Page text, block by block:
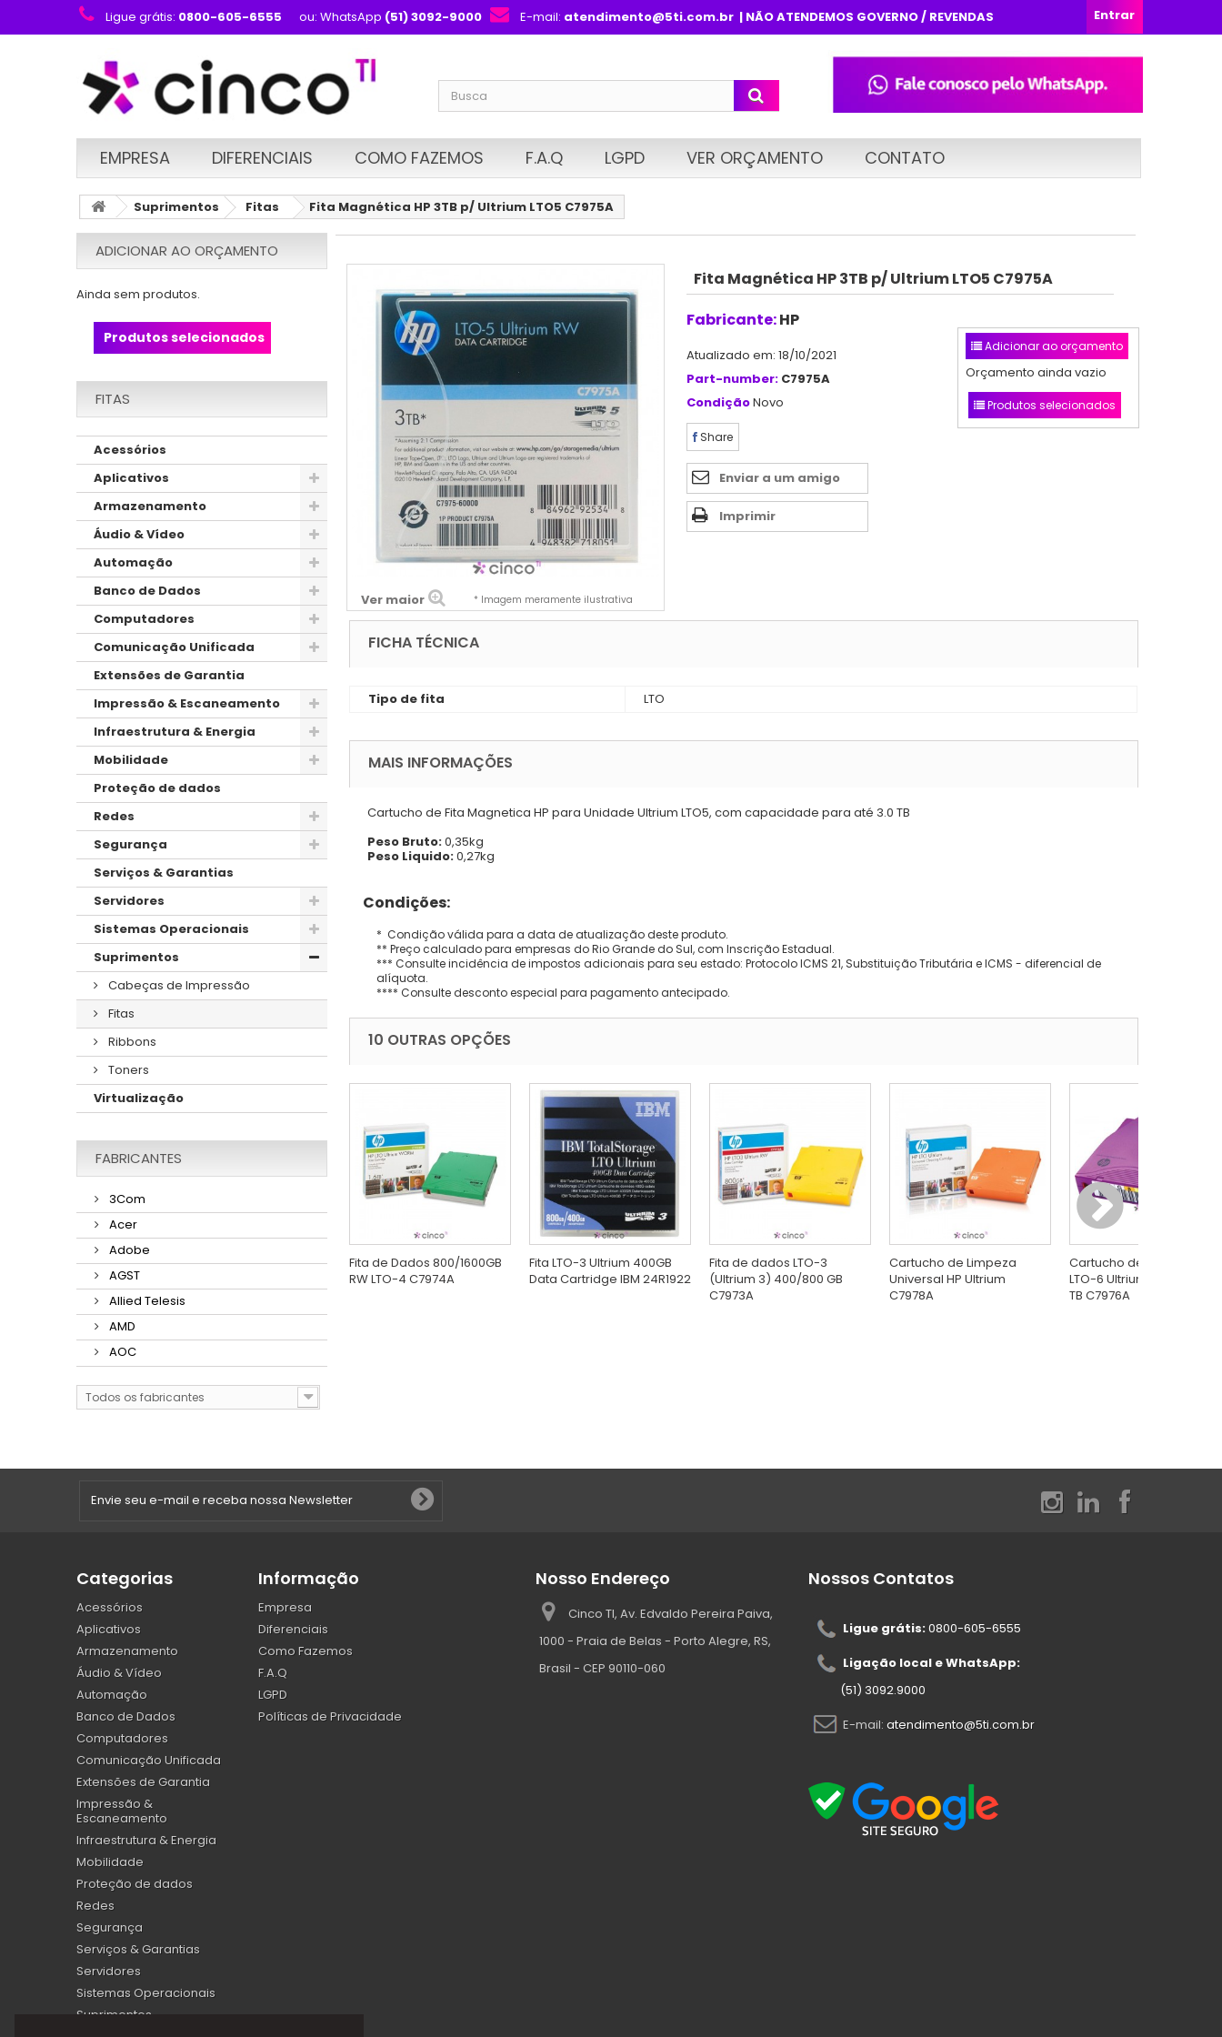
Entrar
Ligue grátis: 0800-605-6555 ou: WhatsApp (51) 3092-9000 E-mail: atendimento@5ti.com.br| NÃO ATENDEMOS GOVERNO / REVENDAS
EMPRESA DIFERENCIAIS COMO FAZEMOS F.A.Q LGPD VER ORÇAMENTO CONTATO
Suprimentos Fitas Fita Magnética HP 3TB p/ Ultrium LTO5 C7975A
ADICIONAR AO ORÇAMENTO
Ainda sem produtos.
Produtos selecionados
FITAS
Acessórios
Aplicativos
Armazenamento
Áudio & Vídeo
Automação
Banco de Dados
Computadores
Comunicação Unificada
Extensões de Garantia
Impressão & Escaneamento
Infraestrutura & Energia
Mobilidade
Proteção de dados
Redes
Segurança
Serviços & Garantias
Servidores
Sistemas Operacionais
Suprimentos
Cabeças de Impressão
Fitas
Ribbons
Toners
Virtualização
FABRICANTES
3Com
Acer
Adobe
AGST
Allied Telesis
AMD
AOC
Todos os fabricantes
Ver maior * Imagem meramente ilustrativa
Fita Magnética HP 3TB p/ Ultrium LTO5 C7975A
Fabricante:HP
Atualizado em: 18/10/2021
Part-number: C7975A
CondiçãoNovo
Share
Enviar a um amigo
Imprimir
Adicionar ao orçamento
Orçamento ainda vazio
Produtos selecionados
FICHA TÉCNICA
Tipo de fita LTO
MAIS INFORMAÇÕES
Cartucho de Fita Magnetica HP para Unidade Ultrium LTO5, com capacidade para até 3.0 TB
Peso Bruto:0,35kg
Peso Liquido:0,27kg
Condições:
* Condição válida para a data de atualização deste produto.
** Preço calculado para empresas do Rio Grande do Sul, com Inscrição Estadual.
*** Consulte incidência de impostos adicionais para seu estado: Protocolo ICMS 21, Substituição Tributária e ICMS - diferencial de
alíquota.
**** Consulte desconto especial para pagamento antecipado.
10 OUTRAS OPÇÕES
Fita de Dados 800/1600GB
RW LTO-4 C7974A
Fita LTO-3 Ultrium 400GB
Data Cartridge IBM 24R1922
Fita de dados LTO-3
(Ultrium 3) 400/800 GB
C7973A
Cartucho de Limpeza
Universal HP Ultrium
C7978A
Cartucho de dados HP
LTO-6 Ultrium MP RW 6,25
TB C7976A
Categorias
Acessórios
Aplicativos
Armazenamento
Áudio & Vídeo
Automação
Banco de Dados
Computadores
Comunicação Unificada
Extensões de Garantia
Impressão &
Escaneamento
Infraestrutura & Energia
Mobilidade
Proteção de dados
Redes
Segurança
Serviços & Garantias
Servidores
Sistemas Operacionais
Suprimentos
Informação
Empresa
Diferenciais
Como Fazemos
F.A.Q
LGPD
Políticas de Privacidade
Nosso Endereço
Cinco TI, Av. Edvaldo Pereira Paiva,
1000 - Praia de Belas - Porto Alegre, RS,
Brasil - CEP 90110-060
Nossos Contatos
Ligue grátis:0800-605-6555
Ligação local e WhatsApp:
(51) 3092.9000
E-mail: atendimento@5ti.com.br